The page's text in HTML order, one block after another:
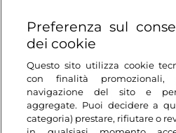
Login
Restiamo in contatto
Preferenza sul
dei cookie
Questo sito utilizza cookie
con finalità
navigazione del sito e
aggregate. Puoi decidere a
categoria) prestare, rifiutare o